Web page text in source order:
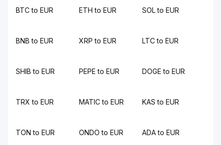
BTC to EUR ETH to EUR SOL to EUR
BNB to EUR XRP to EUR LTC to EUR
SHIB to EUR PEPE to EUR DOGE to EUR
TRX to EUR MATIC to EUR KAS to EUR
TON to EUR ONDO to EUR ADA to EUR